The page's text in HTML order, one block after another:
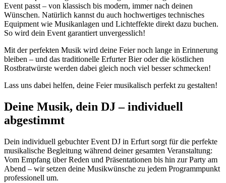
Event passt – von klassisch bis modern, immer nach deinen
Wünschen. Natürlich kannst du auch hochwertiges technisches
Equipment wie Musikanlagen und Lichteffekte direkt dazu buchen.
So wird dein Event garantiert unvergesslich!
Mit der perfekten Musik wird deine Feier noch lange in Erinnerung
bleiben – und das traditionelle Erfurter Bier oder die köstlichen
Rostbratwürste werden dabei gleich noch viel besser schmecken!
Lass uns dabei helfen, deine Feier musikalisch perfekt zu gestalten!
Deine Musik, dein DJ – individuell
abgestimmt
Dein individuell gebuchter Event DJ in Erfurt sorgt für die perfekte
musikalische Begleitung während deiner gesamten Veranstaltung:
Vom Empfang über Reden und Präsentationen bis hin zur Party am
Abend – wir setzen deine Musikwünsche zu jedem Programmpunkt
professionell um.